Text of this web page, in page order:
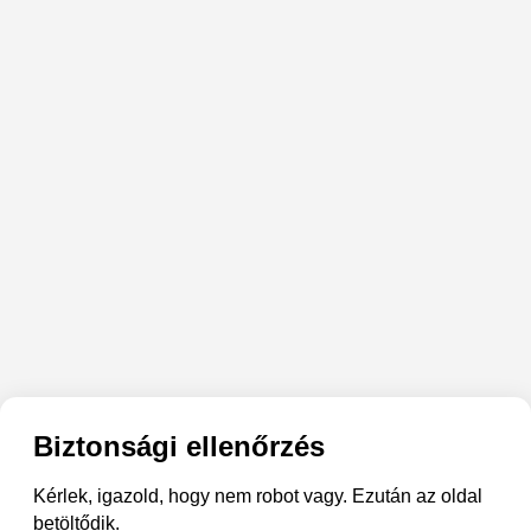
Biztonsági ellenőrzés
Kérlek, igazold, hogy nem robot vagy. Ezután az oldal
betöltődik.